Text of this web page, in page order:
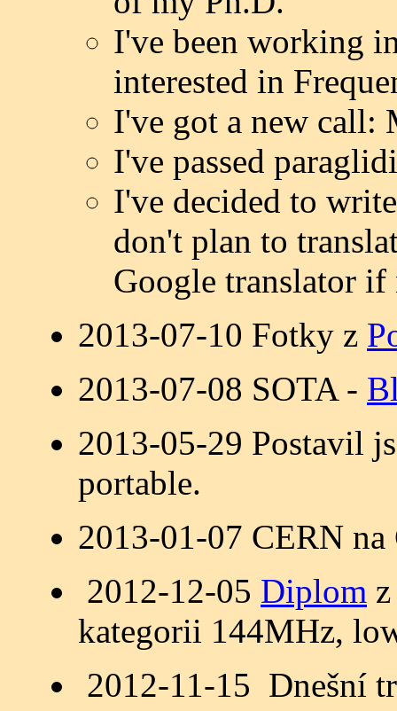
I've been working
interested in
I've got a new call:
I've passed
I've decided to
don't plan to
Google translator if
2013-07-10 Fotky z
2013-07-08 SOTA -
2013-05-29 Postavil
portable.
2013-01-07 CERN
2012-12-05 Diplom
kategorii 144MHz,
2012-11-15 Dnešní